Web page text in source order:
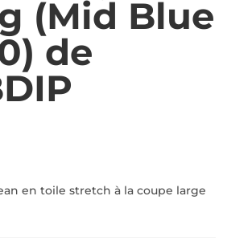
(Mid Blue
de
en toile stretch à la coupe large